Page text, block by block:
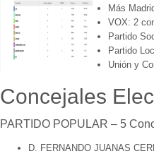
Más
VOX: 2
Partido
Partido
Unión y
Concejales
PARTIDO POPULAR – 5
D. FERNANDO JUANAS